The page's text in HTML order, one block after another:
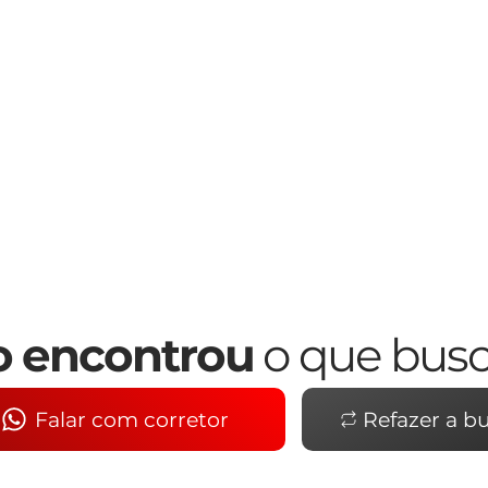
encontrou o que
Falar com corretor Refazer a